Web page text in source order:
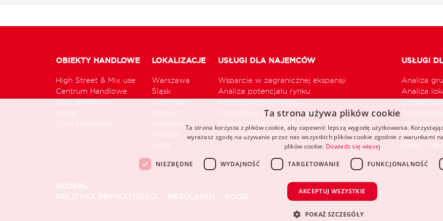
OBIEKTY HANDLOWE
High Street & Mix use
Centrum Handlowe
Park Handlowy
Outlet
Dom towarowy
LOKALIZACJE
Warszawa
Śląsk
Trójmiasto
Poznań
Wrocław
Kraków
Łódź
USŁUGI DLA NAJEMCÓW
Wsparcie w zagranicznej ekspansji
Analiza potencjału rynku
Koordynacja procesu
Doradztwo przy optymalizacji sieci handlowej
Przedłużenie i renegocjacja umów najmu
Dodatkowe usługi
USŁUGI
Analiza
Analiza
Wynajem
Marketing
Retail
GLOBAL
POLITYKA PRYWATNOŚCI
REGULAMIN RODO
Ta strona używa plików cookie
Ta strona korzysta z plików cookie, aby zapewnić lepszą wygodę użytkowania.
wyrażasz zgodę na używanie przez nas wszystkich plików cookie zgodnie z warunkami
plików cookie. Dowiedz się więcej
NIEZBĘDNE WYDAJNOŚĆ TARGETOWANIE FUNKCJONALNOŚĆ
AKCEPTUJ WSZYSTKIE
POKAŻ SZCZEGÓŁY